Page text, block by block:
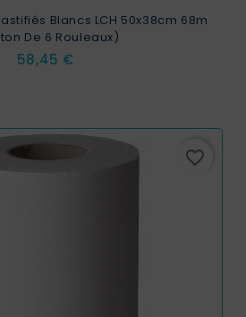
Blancs LCH 50x38cm 68m
De 6 Rouleaux)
Prix
58,45 €
favorite_border